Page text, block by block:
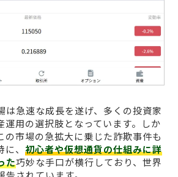
は急速な成長を遂げ、多くの投資家
運用の選択肢となっています。しか
の市場の急拡大に乗じた詐欺事件も
、 初心者や仮想通貨の仕組みに詳
た巧妙な手口が横行しており、世界